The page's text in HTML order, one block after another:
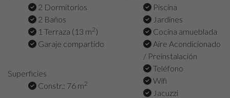
2 Dormitorios
2 Baños
1 Terraza (13 m2)
Garaje compartido
Superficies
Constr.: 76 m2
Piscina
Jardines
Cocina amueblada
Aire Acondicionado
/ Preinstalación
Teléfono
Wifi
Jacuzzi